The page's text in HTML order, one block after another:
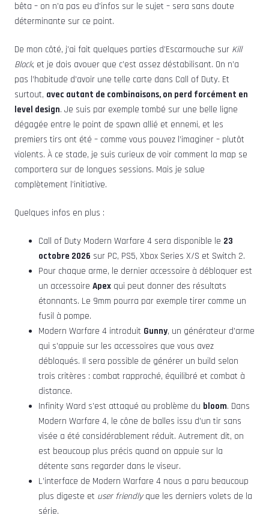
bêta – on n’a pas eu d’infos sur le sujet – sera sans doute
déterminante sur ce point.
De mon côté, j’ai fait quelques parties d’Escarmouche sur Kill
Block, et je dois avouer que c’est assez déstabilisant. On n’a
pas l’habitude d’avoir une telle carte dans Call of Duty. Et
surtout, avec autant de combinaisons, on perd forcément en
level design. Je suis par exemple tombé sur une belle ligne
dégagée entre le point de spawn allié et ennemi, et les
premiers tirs ont été – comme vous pouvez l’imaginer – plutôt
violents. À ce stade, je suis curieux de voir comment la map se
comportera sur de longues sessions. Mais je salue
complètement l’initiative.
Quelques infos en plus :
Call of Duty Modern Warfare 4 sera disponible le 23
octobre 2026 sur PC, PS5, Xbox Series X/S et Switch 2.
Pour chaque arme, le dernier accessoire à débloquer est
un accessoire Apex qui peut donner des résultats
étonnants. Le 9mm pourra par exemple tirer comme un
fusil à pompe.
Modern Warfare 4 introduit Gunny, un générateur d’arme
qui s’appuie sur les accessoires que vous avez
débloqués. Il sera possible de générer un build selon
trois critères : combat rapproché, équilibré et combat à
distance.
Infinity Ward s’est attaqué au problème du bloom. Dans
Modern Warfare 4, le cône de balles issu d’un tir sans
visée a été considérablement réduit. Autrement dit, on
est beaucoup plus précis quand on appuie sur la
détente sans regarder dans le viseur.
L’interface de Modern Warfare 4 nous a paru beaucoup
plus digeste et user friendlyque les derniers volets de la
série.